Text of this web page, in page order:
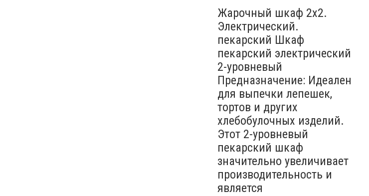
Жарочный шкаф 2х2.
Электрический.
пекарский Шкаф
пекарский электрический
2-уровневый
Предназначение: Идеален
для выпечки лепешек,
тортов и других
хлебобулочных изделий.
Этот 2-уровневый
пекарский шкаф
значительно увеличивает
производительность и
является